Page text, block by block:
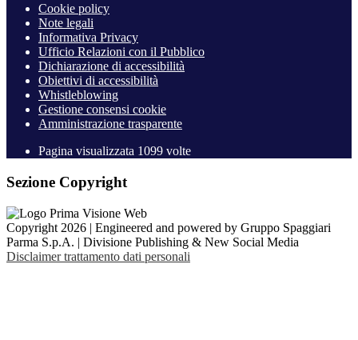
Cookie policy
Note legali
Informativa Privacy
Ufficio Relazioni con il Pubblico
Dichiarazione di accessibilità
Obiettivi di accessibilità
Whistleblowing
Gestione consensi cookie
Amministrazione trasparente
Pagina visualizzata 1099 volte
Sezione Copyright
Copyright 2026 | Engineered and powered by Gruppo Spaggiari
Parma S.p.A. | Divisione Publishing & New Social Media
Disclaimer trattamento dati personali